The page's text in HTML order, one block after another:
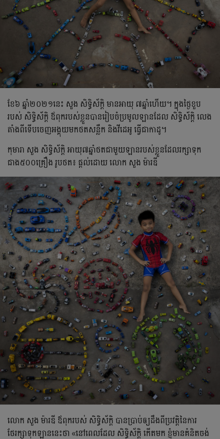
ខែ៦ ឆ្នាំ២០២១នេះ សួង សិទ្ធិស័ក្តិ មានអាយុ ៧ឆ្នាំហើយ។ ក្នុងថ្ងៃខួប
របស់ សិទ្ធិស័ក្តិ ឪពុករបស់ខ្លួនបានរៀបចំប្រមូលឡានដែល សិទ្ធិស័ក្តិ លេង
តាំងពីទើបចេញអង្គុយមកថតសន្លឹក និងវីដេអូ ធ្វើជាកាដូ។
កុមារា សួង សិទ្ធិស័ក្តិ អាយុ៧ឆ្នាំថតជាមួយឡានរបស់ខ្លួនដែលរក្សាទុក
ជាង៥០០គ្រឿង រូបថត៖ ផ្តល់ដោយ លោក សួង ម៉ារឌី
លោក សួង ម៉ារឌី ឪពុករបស់ សិទ្ធិស័ក្តិ បានប្រាប់ឲ្យដឹងពីប្រវត្តិនៃការ
ថែរក្សាទុកឡាននេះថា «នៅពេលដែល សិទ្ធិស័ក្តិ កើតមក ខ្ញុំមានគំនិតចង់